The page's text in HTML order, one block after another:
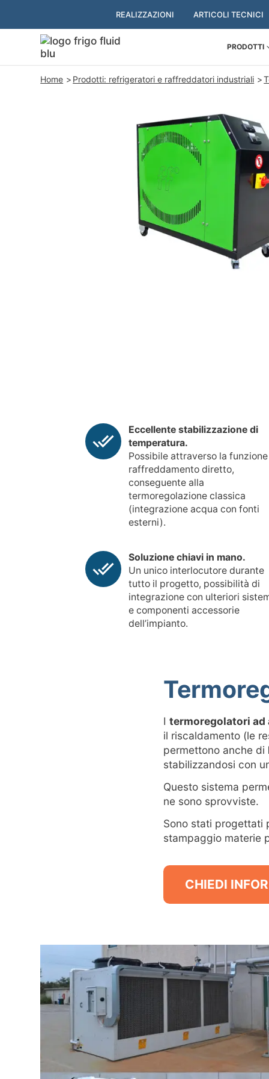
REALIZZAZIONI ARTICOLI TECNICI
PRODOTTI
Home Prodotti: refrigeratori e raffreddatori industriali
Eccellente stabilizzazione di
temperatura.
Possibile attraverso la
raffreddamento diretto,
conseguente alla
termoregolazione classica
(integrazione acqua con fonti
esterni).
Soluzione chiavi in mano.
Un unico interlocutore durante
tutto il progetto, possibilità di
integrazione con ulteriori
e componenti accessorie
dell’impianto.
I termoregolatori ad
il riscaldamento (le
permettono anche di
stabilizzandosi con
Questo sistema
ne sono sprovviste.
Sono stati progettati
stampaggio materie
CHIEDI